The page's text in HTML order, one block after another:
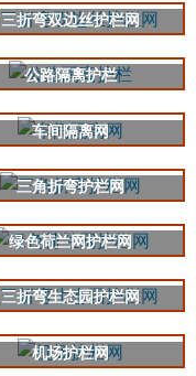
三折弯双边丝护栏网
公路隔离护栏
车间隔离网
三角折弯护栏网
绿色荷兰网护栏网
三折弯生态园护栏网
机场护栏网